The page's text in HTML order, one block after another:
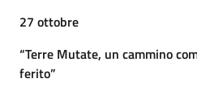
27 ottobre
“Terre Mutate, un cammino
ferito”